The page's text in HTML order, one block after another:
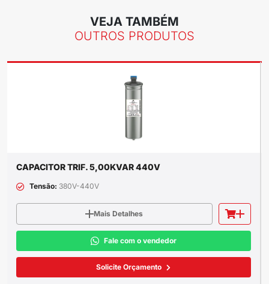
VEJA TAMBÉM
OUTROS PRODUTOS
CAPACITOR TRIF. 5,00KVAR 440V
Tensão: 380V-440V
Mais Detalhes
Fale com o vendedor
Solicite Orçamento